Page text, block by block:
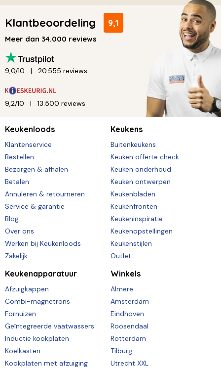
Klantbeoordeling 9,1
Meer dan 34.000 reviews
9,0/10 20.555 reviews
9,2/10 13.500 reviews
Keukenloods
Klantenservice
Bestellen
Bezorgen & afhalen
Betalen
Annuleren & retourneren
Service & garantie
Blog
Over ons
Werken bij Keukenloods
Zakelijk
Keukens
Buitenkeukens
Keuken offerte check
Keuken onderhoud
Keuken ontwerpen
Keukenbladen
Keukenfronten
Keukeninspiratie
Keukenopstellingen
Keukenstijlen
Outlet
Keukenapparatuur
Afzuigkappen
Combi-magnetrons
Fornuizen
Geïntegreerde vaatwassers
Inductie kookplaten
Koelkasten
Kookplaten met afzuiging
Winkels
Almere
Amsterdam
Eindhoven
Roosendaal
Rotterdam
Tilburg
Utrecht XXL